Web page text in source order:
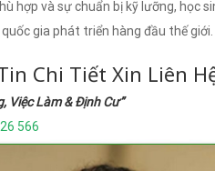
hợp và sự chuẩn bị kỹ lưỡng, học
gia phát triển hàng đầu thế
Chi Tiết Xin Liên
Việc Làm & Định Cư”
566